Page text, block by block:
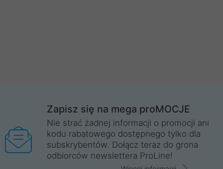
Zapisz się na mega proMOCJE
Nie strać żadnej informacji o promocji ani
kodu rabatowego dostępnego tylko dla
subskrybentów. Dołącz teraz do grona
odbiorców newslettera ProLine!